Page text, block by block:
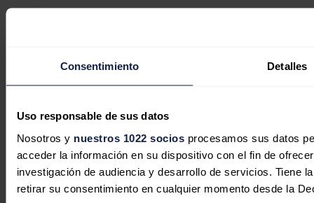
Consentimiento Detalles
Uso responsable de sus datos
Nosotros y nuestros 1022 sociosprocesamos sus datos
acceder la información en su dispositivo con el fin de
investigación de audiencia y desarrollo de servicios. Tiene
retirar su consentimiento en cualquier momento desde la